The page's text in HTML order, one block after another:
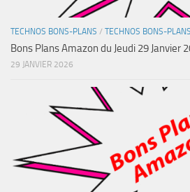
TECHNOS BONS-PLANS / TECHNOS BONS-
Bons Plans Amazon du Jeudi 29 Janvier
29 JANVIER 2026